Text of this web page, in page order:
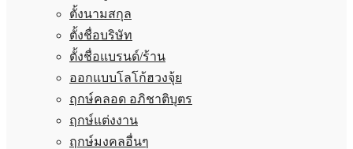
ตั้งนามสกุล
ตั้งชื่อบริษัท
ตั้งชื่อแบรนด์/ร้าน
ออกแบบโลโก้ฮวงจุ้ย
ฤกษ์คลอด อภิชาติบุตร
ฤกษ์แต่งงาน
ฤกษ์มงคลอื่นๆ